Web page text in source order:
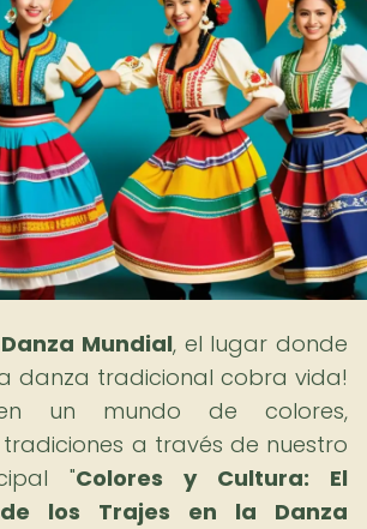
Danza Mundial, el lugar donde
danza tradicional cobra vida!
un mundo de colores,
a través de nuestro
"Colores y Cultura: El
de los Trajes en la Danza